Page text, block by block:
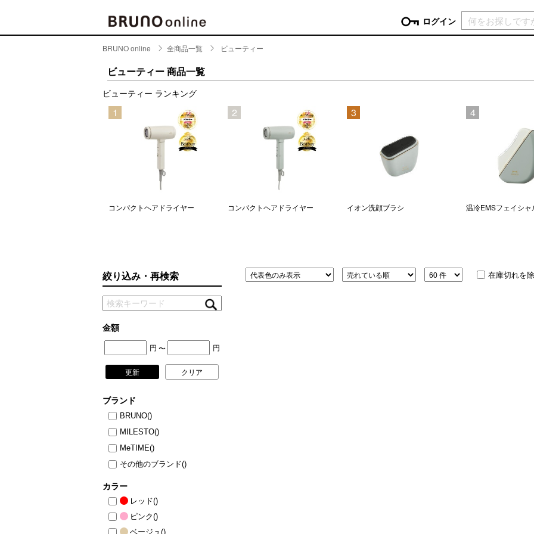
ログイン
パスワードをお忘れの方はこちら＞
新規会員登録
現在
BRAND
BRUNO
ブランド一覧
CONTENTS
ニュース
キッチンツール
キッチンファブリック
家具・収納
ファブリック
ピクニックアイテム
ランチボックス・弁当箱
スキンケア・フェイスケア
BRUNO online 全商品一覧 ビューティー
ビューティー 商品一覧
ビューティー ランキング
1
コンパクトヘアドライヤー
2
コンパクトヘアドライヤー
3
イオン洗顔ブラシ
4
温冷EMSフェイシャ
絞り込み・再検索
金額
円 〜 円
更新 クリア
ブランド
BRUNO()
MILESTO()
MeTIME()
その他のブランド()
カラー
レッド()
ピンク()
ベージュ()
在庫切れを除